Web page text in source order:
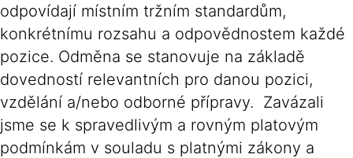
odpovídají místním tržním standardům,
konkrétnímu rozsahu a odpovědnostem každé
pozice. Odměna se stanovuje na základě
dovedností relevantních pro danou pozici,
vzdělání a/nebo odborné přípravy. Zavázali
jsme se k spravedlivým a rovným platovým
podmínkám v souladu s platnými zákony a